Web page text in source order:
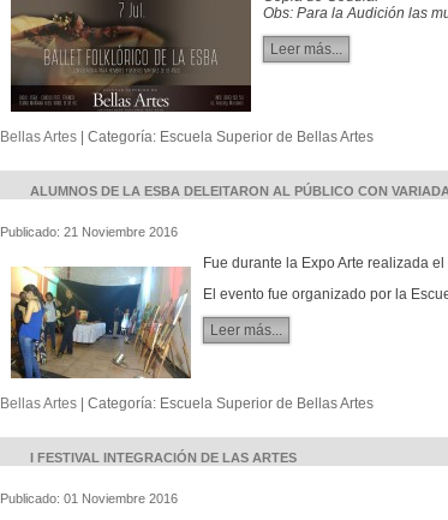
Obs: Para la Audición las
Leer más...
Bellas Artes Categoría: Escuela Superior de Bellas Artes
ALUMNOS DE LA ESBA DELEITARON AL PÚBLICO CON
Publicado: 21 Noviembre 2016
Fue durante la Expo Arte realizada
El evento fue organizado por la
Leer más...
Bellas Artes Categoría: Escuela Superior de Bellas Artes
I FESTIVAL INTEGRACIÓN DE LAS ARTES
Publicado: 01 Noviembre 2016